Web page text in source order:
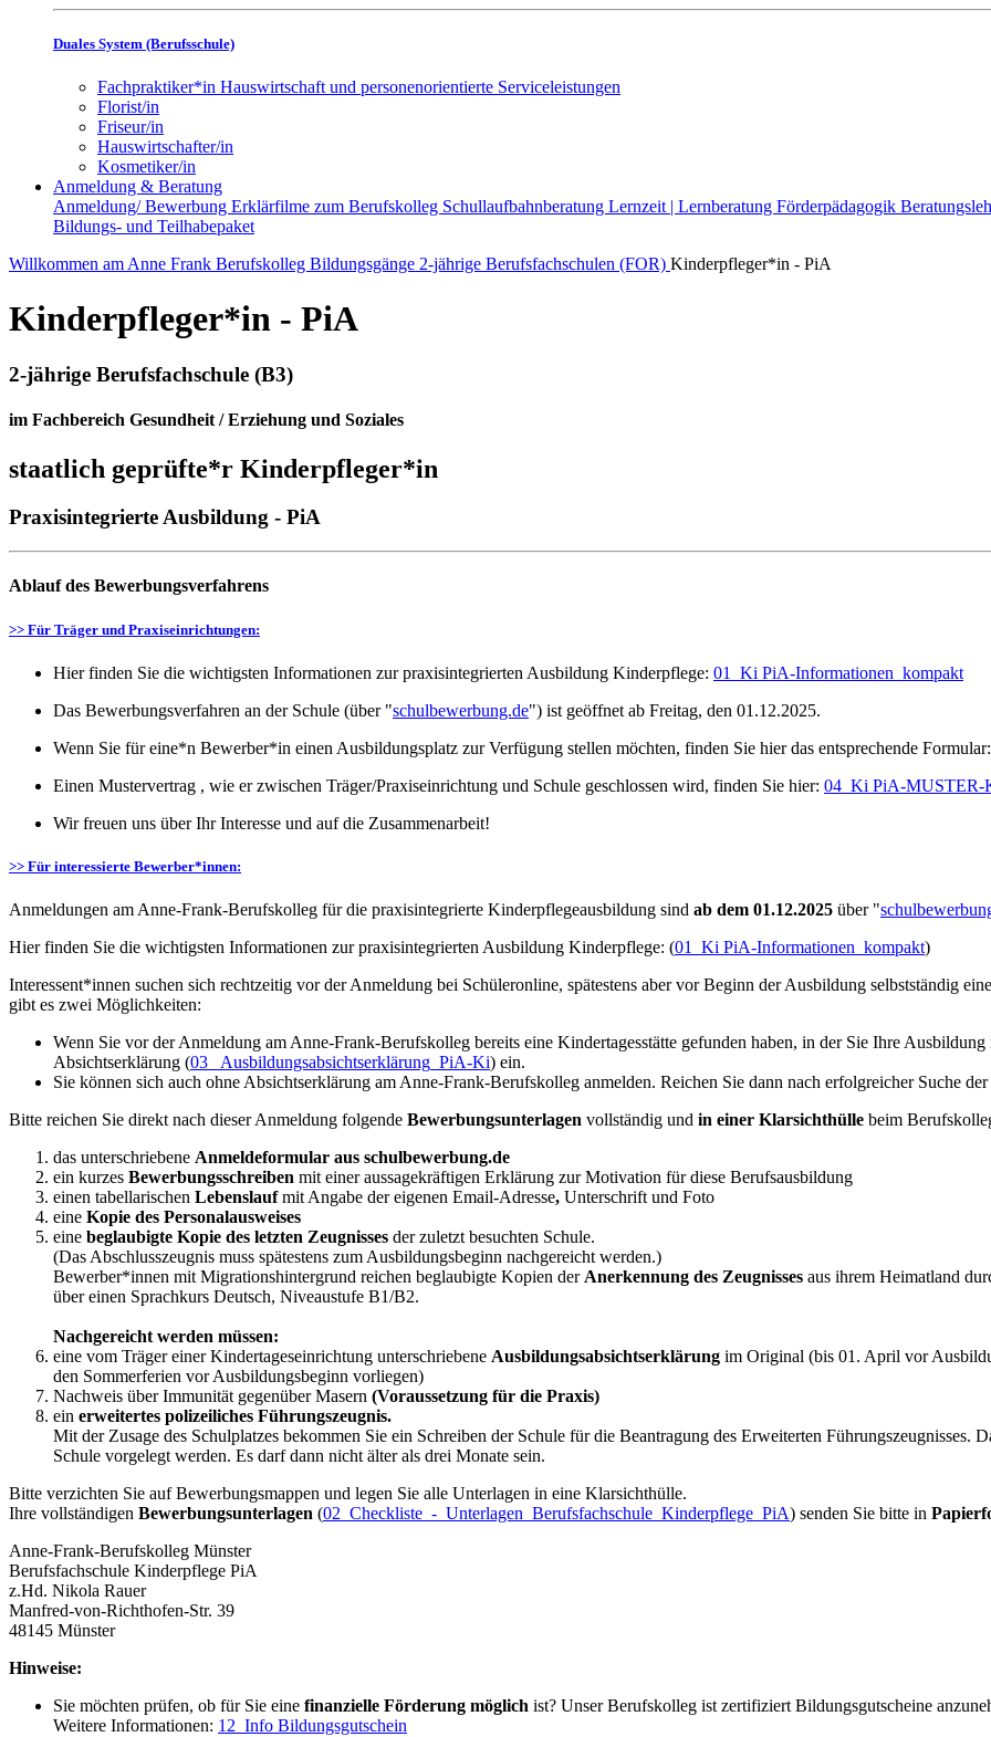
Duales System (Berufsschule)
Fachpraktiker*in Hauswirtschaft und personenorientierte Serviceleistungen
Florist/in
Friseur/in
Hauswirtschafter/in
Kosmetiker/in
Anmeldung & Beratung
Anmeldung/ Bewerbung Erklärfilme zum Berufskolleg Schullaufbahnberatung Lernzeit | Lernberatung Förderpädagogik
Bildungs- und Teilhabepaket
Willkommen am Anne Frank Berufskolleg Bildungsgänge 2-jährige Berufsfachschulen (FOR) Kinderpfleger*in - PiA
Kinderpfleger*in - PiA
2-jährige Berufsfachschule (B3)
im Fachbereich Gesundheit / Erziehung und Soziales
staatlich geprüfte*r Kinderpfleger*in
Praxisintegrierte Ausbildung - PiA
Ablauf des Bewerbungsverfahrens
>> Für Träger und Praxiseinrichtungen:
Hier finden Sie die wichtigsten Informationen zur praxisintegrierten Ausbildung Kinderpflege: 01_Ki PiA-Informationen_kompakt
Das Bewerbungsverfahren an der Schule (über "schulbewerbung.de") ist geöffnet ab Freitag, den 01.12.2025.
Wenn Sie für eine*n Bewerber*in einen Ausbildungsplatz zur Verfügung stellen möchten, finden Sie hier das entsprechende Formular:
Einen Mustervertrag , wie er zwischen Träger/Praxiseinrichtung und Schule geschlossen wird, finden Sie hier: 04_Ki PiA-MUSTER-
Wir freuen uns über Ihr Interesse und auf die Zusammenarbeit!
>> Für interessierte Bewerber*innen:
Anmeldungen am Anne-Frank-Berufskolleg für die praxisintegrierte Kinderpflegeausbildung sind ab dem 01.12.2025 über "
Hier finden Sie die wichtigsten Informationen zur praxisintegrierten Ausbildung Kinderpflege: (01_Ki PiA-Informationen_kompakt)
Interessent*innen suchen sich rechtzeitig vor der Anmeldung bei Schüleronline, spätestens aber vor Beginn der Ausbildung selbstständig
gibt es zwei Möglichkeiten:
Wenn Sie vor der Anmeldung am Anne-Frank-Berufskolleg bereits eine Kindertagesstätte gefunden haben, in der Sie Ihre
Absichtserklärung (03_ Ausbildungsabsichtserklärung_PiA-Ki) ein.
Sie können sich auch ohne Absichtserklärung am Anne-Frank-Berufskolleg anmelden. Reichen Sie dann nach erfolgreicher Suche
Bitte reichen Sie direkt nach dieser Anmeldung folgende Bewerbungsunterlagen vollständig und in einer Klarsichthülle beim
das unterschriebene Anmeldeformular aus schulbewerbung.de
ein kurzes Bewerbungsschreiben mit einer aussagekräftigen Erklärung zur Motivation für diese Berufsausbildung
einen tabellarischen Lebenslaufmit Angabe der eigenen Email-Adresse, Unterschrift und Foto
eine Kopie des Personalausweises
eine beglaubigte Kopie des letzten Zeugnisses der zuletzt besuchten Schule.
(Das Abschlusszeugnis muss spätestens zum Ausbildungsbeginn nachgereicht werden.)
Bewerber*innen mit Migrationshintergrund reichen beglaubigte Kopien der Anerkennung des Zeugnisses aus ihrem Heimatland
über einen Sprachkurs Deutsch, Niveaustufe B1/B2.
Nachgereicht werden müssen:
eine vom Träger einer Kindertageseinrichtung unterschriebene Ausbildungsabsichtserklärung im Original (bis 01. April vor
den Sommerferien vor Ausbildungsbeginn vorliegen)
Nachweis über Immunität gegenüber Masern (Voraussetzung für die Praxis)
ein erweitertes polizeiliches Führungszeugnis.
Mit der Zusage des Schulplatzes bekommen Sie ein Schreiben der Schule für die Beantragung des Erweiterten Führungszeugnisses.
Schule vorgelegt werden. Es darf dann nicht älter als drei Monate sein.
Bitte verzichten Sie auf Bewerbungsmappen und legen Sie alle Unterlagen in eine Klarsichthülle.
Ihre vollständigen Bewerbungsunterlagen (02_Checkliste_-_Unterlagen_Berufsfachschule_Kinderpflege_PiA) senden Sie bitte in
Anne-Frank-Berufskolleg Münster
Berufsfachschule Kinderpflege PiA
z.Hd. Nikola Rauer
Manfred-von-Richthofen-Str. 39
48145 Münster
Hinweise:
Sie möchten prüfen, ob für Sie eine finanzielle Förderung möglich ist? Unser Berufskolleg ist zertifiziert Bildungsgutscheine
Weitere Informationen: 12_Info Bildungsgutschein